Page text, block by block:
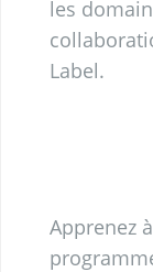
les
Label.
Apprenez